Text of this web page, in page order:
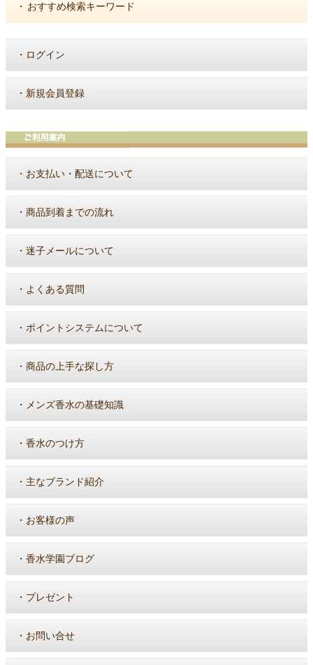
・ おすすめ検索キーワード
・ ログイン
・ 新規会員登録
・ お支払い・配送について
・ 商品到着までの流れ
・ 迷子メールについて
・ よくある質問
・ ポイントシステムについて
・ 商品の上手な探し方
・ メンズ香水の基礎知識
・ 香水のつけ方
・ 主なブランド紹介
・ お客様の声
・ 香水学園ブログ
・ プレゼント
・ お問い合せ